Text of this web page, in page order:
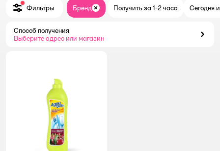
Фильтры Бренд ЗакрытьПолучить за 1-2 часа Сегодня
Способ получения
Выберите адрес или магазин